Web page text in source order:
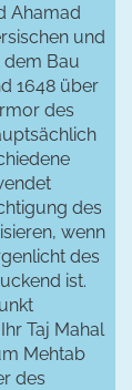
Ahamad
und
dem Bau
1648 über
des
des
wenn
des
ist.
Taj Mahal
Mehtab
des